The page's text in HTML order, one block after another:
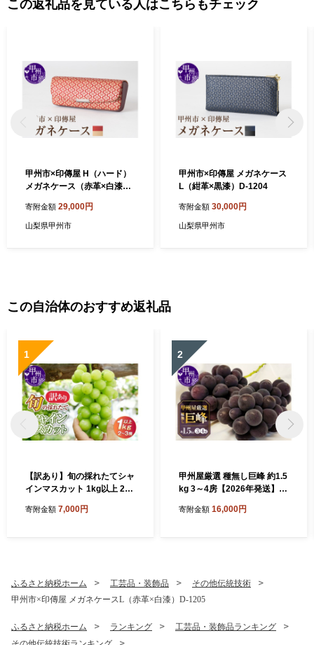
この返礼品を見ている人はこちらもチェック
甲州市×印傳屋 H（ハード）
メガネケース（赤革×白漆）
寄附金額 29,000円
山梨県甲州市
甲州市×印傳屋 メガネケース
L（紺革×黒漆）D-1204
寄附金額 30,000円
山梨県甲州市
この自治体のおすすめ返礼品
1
【訳あり】旬の採れたてシャ
インマスカット 1kg以上 2～
A05-1410【シャインマスカ
寄附金額 7,000円
2
甲州屋厳選 種無し巨峰 約1.5
kg 3～4房【2026年発送】B
ドウ 令和8年発送 期間限定
寄附金額 16,000円
ふるさと納税ホーム 工芸品・装飾品
その他伝統技術
甲州市×印傳屋 メガネケースL（赤革×白漆）D-1205
ふるさと納税ホーム ランキング
工芸品・装飾品ランキング